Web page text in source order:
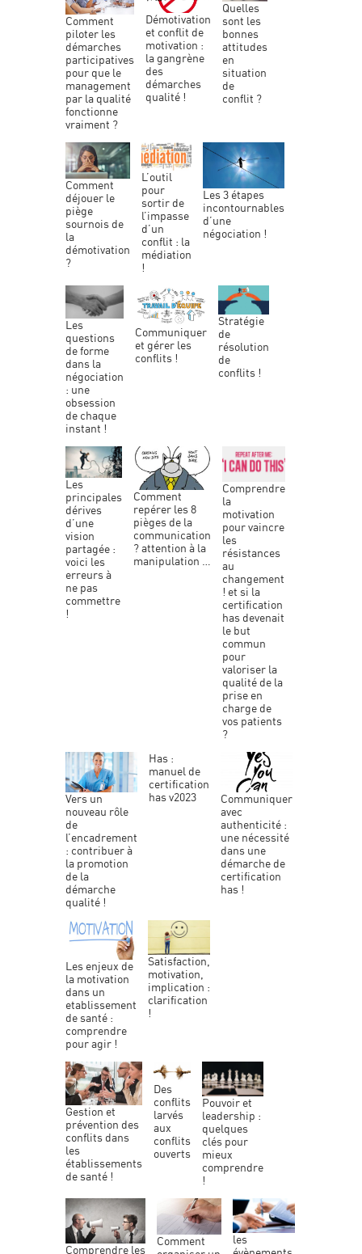
comment
piloter les
démarches
participatives
pour que le
management
par la qualité
fonctionne
vraiment ?
démotivation
et conflit de
motivation :
la gangrène
des
démarches
qualité !
quelles
sont les
bonnes
attitudes
en
situation
de
conflit ?
comment
déjouer le
piège
sournois de
la
démotivation
?
l’outil
pour
sortir de
l’impasse
d’un
conflit : la
médiation
!
les 3 étapes
incontournables
d’une
négociation !
les
questions
de forme
dans la
négociation
: une
obsession
de chaque
instant !
communiquer
et gérer les
conflits !
stratégie
de
résolution
de
conflits !
les
principales
dérives
d’une
vision
partagée :
voici les
erreurs à
ne pas
commettre
!
comment
repérer les 8
pièges de la
communication
? attention à la
manipulation …
comprendre
la
motivation
pour vaincre
les
résistances
au
changement
! et si la
certification
has devenait
le but
commun
pour
valoriser la
qualité de la
prise en
charge de
vos patients
?
vers un
nouveau rôle
de
l’encadrement
: contribuer à
la promotion
de la
démarche
qualité !
has :
manuel de
certification
has v2023
communiquer
avec
authenticité :
une nécessité
dans une
démarche de
certification
has !
les enjeux de
la motivation
dans un
etablissement
de santé :
comprendre
pour agir !
satisfaction,
motivation,
implication :
clarification
!
gestion et
prévention des
conflits dans
les
établissements
de santé !
des
conflits
larvés
aux
conflits
ouverts
pouvoir et
leadership :
quelques
clés pour
mieux
comprendre
!
comprendre les
comment